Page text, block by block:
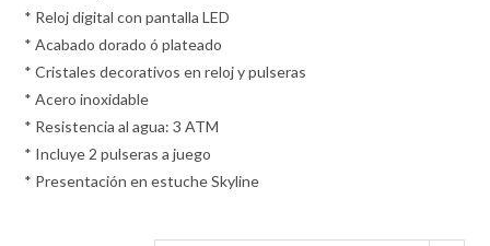
* Reloj digital con pantalla LED
* Acabado dorado ó plateado
* Cristales decorativos en reloj y pulseras
* Acero inoxidable
* Resistencia al agua: 3 ATM
* Incluye 2 pulseras a juego
* Presentación en estuche Skyline